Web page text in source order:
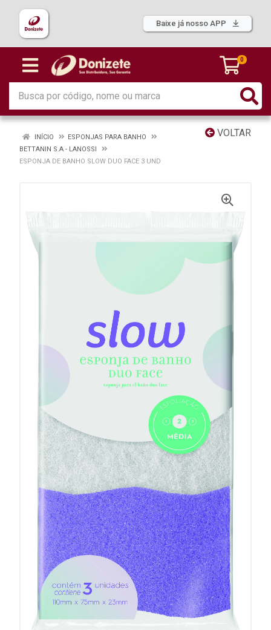
Baixe já nosso APP
0
VOLTAR
INÍCIO
ESPONJAS PARA BANHO
BETTANIN S.A - LANOSSI
ESPONJA DE BANHO SLOW DUO FACE 3 UND